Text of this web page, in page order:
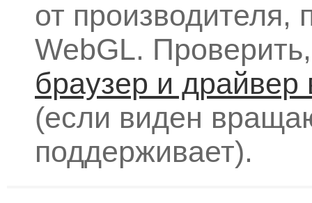
от
WebGL.
браузер и драйвер
(если виден
поддерживает).